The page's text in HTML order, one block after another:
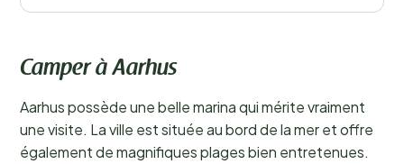
Camper à Aarhus
Aarhus possède une belle marina qui mérite vraiment
une visite. La ville est située au bord de la mer et offre
également de magnifiques plages bien entretenues.